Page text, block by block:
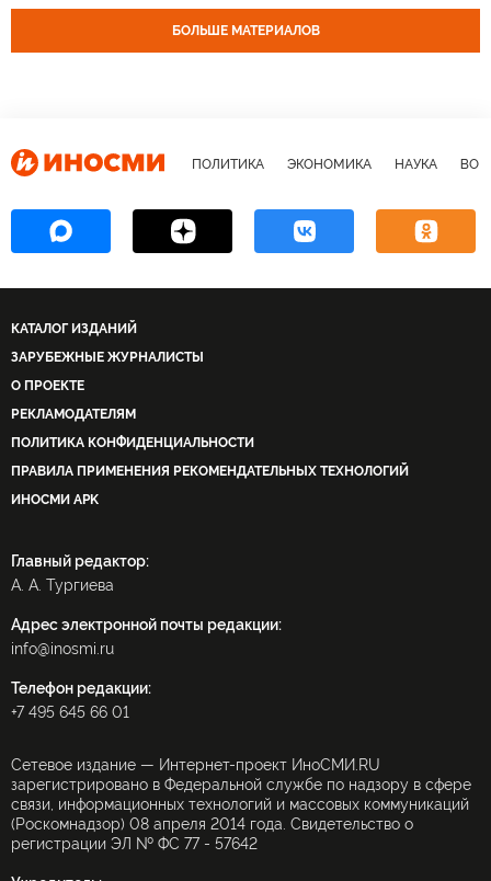
БОЛЬШЕ МАТЕРИАЛОВ
ПОЛИТИКА ЭКОНОМИКА НАУКА
КАТАЛОГ ИЗДАНИЙ
ЗАРУБЕЖНЫЕ ЖУРНАЛИСТЫ
О ПРОЕКТЕ
РЕКЛАМОДАТЕЛЯМ
ПОЛИТИКА КОНФИДЕНЦИАЛЬНОСТИ
ПРАВИЛА ПРИМЕНЕНИЯ РЕКОМЕНДАТЕЛЬНЫХ ТЕХНОЛОГИЙ
ИНОСМИ APK
Главный редактор:
А. А. Тургиева
Адрес электронной почты редакции:
info@inosmi.ru
Телефон редакции:
+7 495 645 66 01
Сетевое издание — Интернет-проект ИноСМИ.RU
зарегистрировано в Федеральной службе по надзору в сфере
связи, информационных технологий и массовых коммуникаций
(Роскомнадзор) 08 апреля 2014 года. Свидетельство о
регистрации ЭЛ № ФС 77 - 57642